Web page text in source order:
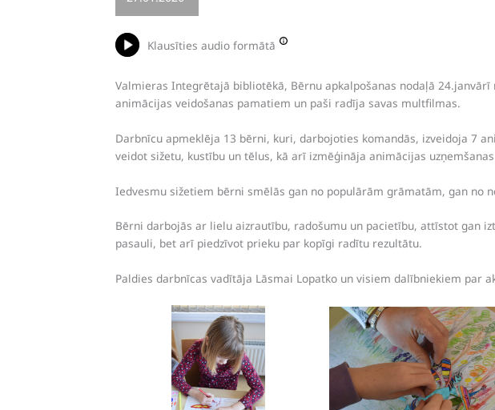
Klausīties audio formātā
Valmieras Integrētajā bibliotēkā, Bērnu apkalpošanas nodaļā
animācijas veidošanas pamatiem un paši radīja savas multfilmas.
Darbnīcu apmeklēja 13 bērni, kuri, darbojoties komandās, izveidoja 7
veidot sižetu, kustību un tēlus, kā arī izmēģināja animācijas
Iedvesmu sižetiem bērni smēlās gan no populārām grāmatām, gan no
Bērni darbojās ar lielu aizrautību, radošumu un pacietību, attīstot gan
pasauli, bet arī piedzīvot prieku par kopīgi radītu rezultātu.
Paldies darbnīcas vadītāja Lāsmai Lopatko un visiem dalībniekiem par